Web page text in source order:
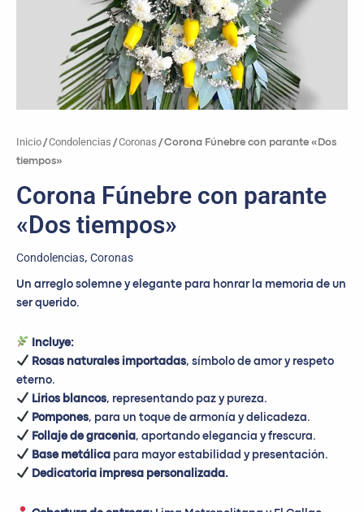
Inicio /Condolencias /Coronas / Corona Fúnebre con parante «Dos
tiempos»
Corona Fúnebre con parante
«Dos tiempos»
Condolencias, Coronas
Un arreglo solemne y elegante para honrar la memoria de un
ser querido.
Incluye:
Rosas naturales importadas, símbolo de amor y respeto
eterno.
Lirios blancos, representando paz y pureza.
Pompones, para un toque de armonía y delicadeza.
Follaje de gracenia, aportando elegancia y frescura.
Base metálicapara mayor estabilidad y presentación.
Dedicatoria impresa personalizada.